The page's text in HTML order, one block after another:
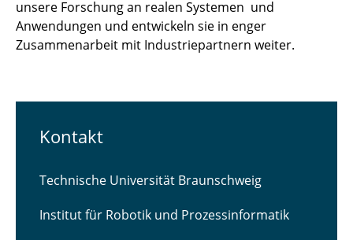
unsere Forschung an realen Systemen und
Anwendungen und entwickeln sie in enger
Zusammenarbeit mit Industriepartnern weiter.
Kontakt
Technische Universität Braunschweig
Institut für Robotik und Prozessinformatik